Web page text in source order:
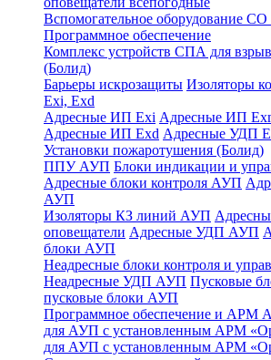
Вспомогательное оборудование
Программное обеспечение
Комплекс устройств СПА для
(Болид)
Барьеры искрозащиты Изоляторы
Exi, Exd
Адресные ИП Exi Адресные ИП
Адресные ИП Exd Адресные УДП
Установки пожаротушения (Болид)
ППУ АУП Блоки индикации и
Адресные блоки контроля АУП
АУП
Изоляторы КЗ линий АУП
оповещатели Адресные УДП АУП
блоки АУП
Неадресные блоки контроля и
Неадресные УДП АУП Пусковые
пусковые блоки АУП
Программное обеспечение и АРМ
для АУП с установленным АРМ
для АУП с установленным АРМ